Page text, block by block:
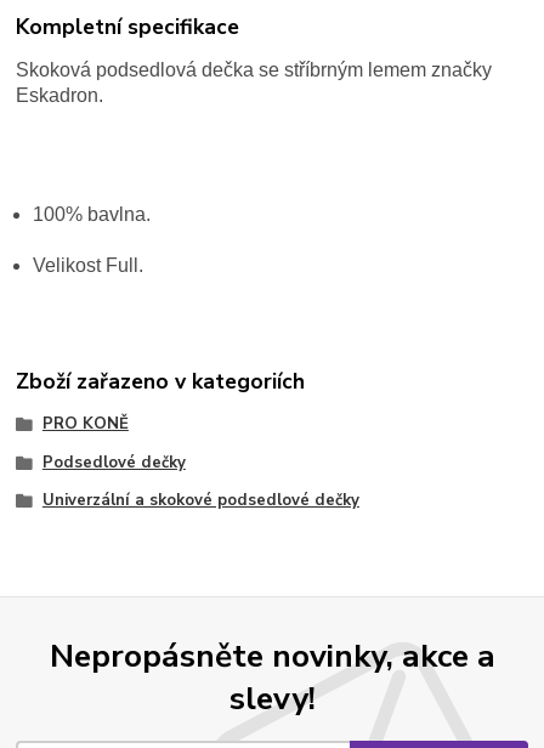
Kompletní specifikace
Skoková podsedlová dečka se stříbrným lemem značky
Eskadron.
100% bavlna.
Velikost Full.
Zboží zařazeno v kategoriích
PRO KONĚ
Podsedlové dečky
Univerzální a skokové podsedlové dečky
Nepropásněte novinky, akce a
slevy!